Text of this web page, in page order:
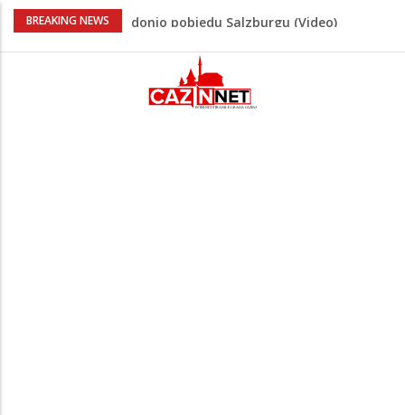
BREAKING NEWS
“Pečat slobodi 2026”: U Tržačkoj Rašteli
Unsko-sanskog kantona
Porodica iz Krajine u centru afere,
gradonačelnik Kelna pokrenuo istragu